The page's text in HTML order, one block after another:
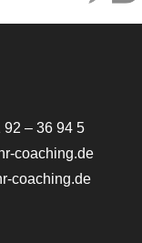
92 – 36 94 5
coaching.de
coaching.de